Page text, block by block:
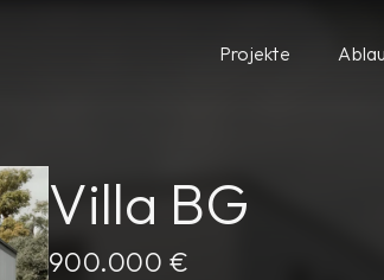
Projekte
Villa BG
900.000 €